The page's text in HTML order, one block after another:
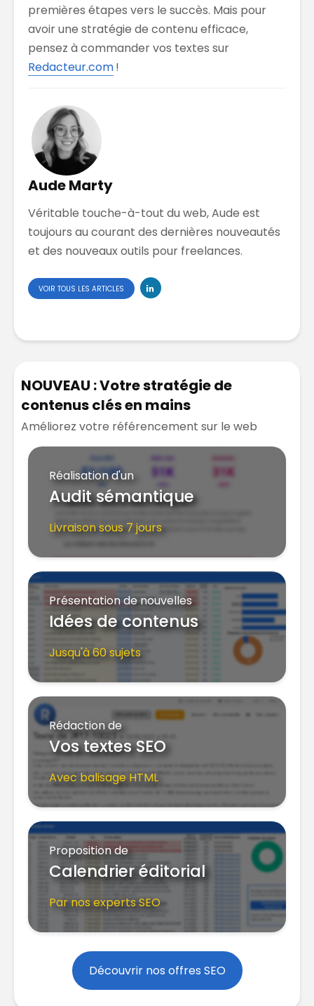
premières étapes vers le succès. Mais pour
avoir une stratégie de contenu efficace,
pensez à commander vos textes sur
Redacteur.com!
Aude Marty
Véritable touche-à-tout du web, Aude est
toujours au courant des dernières nouveautés
et des nouveaux outils pour freelances.
VOIR TOUS LES ARTICLES
NOUVEAU : Votre stratégie de
contenus clés en mains
Améliorez votre référencement sur le web
Réalisation d'un
Audit sémantique
Livraison sous 7 jours
Présentation de nouvelles
Idées de contenus
Jusqu'à 60 sujets
Rédaction de
Vos textes SEO
Avec balisage HTML
Proposition de
Calendrier éditorial
Par nos experts SEO
Découvrir nos offres SEO